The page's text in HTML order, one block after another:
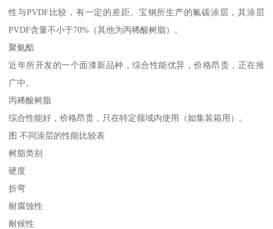
性与PVDF比较，有一定的差距。宝钢所生产的氟碳涂层，其涂层
PVDF含量不小于70%（其他为丙稀酸树脂）。
聚氨酯
近年所开发的一个面漆新品种，综合性能优异，价格昂贵，正在推
广中。
丙稀酸树脂
综合性能好，价格昂贵，只在特定领域内使用（如集装箱用）。
图 不同涂层的性能比较表
树脂类别
硬度
折弯
耐腐蚀性
耐候性